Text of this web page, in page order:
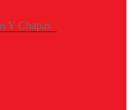
Y Chapas